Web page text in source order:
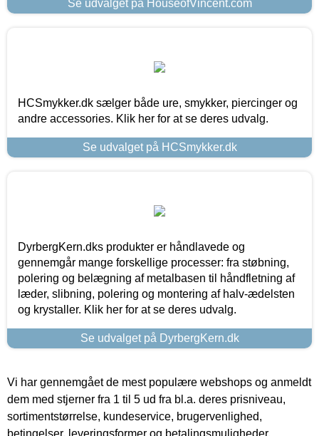
Se udvalget på HouseofVincent.com
HCSmykker.dk sælger både ure, smykker, piercinger og
andre accessories. Klik her for at se deres udvalg.
Se udvalget på HCSmykker.dk
DyrbergKern.dks produkter er håndlavede og
gennemgår mange forskellige processer: fra støbning,
polering og belægning af metalbasen til håndfletning af
læder, slibning, polering og montering af halv-ædelsten
og krystaller. Klik her for at se deres udvalg.
Se udvalget på DyrbergKern.dk
Vi har gennemgået de mest populære webshops og anmeldt
dem med stjerner fra 1 til 5 ud fra bl.a. deres prisniveau,
sortimentstørrelse, kundeservice, brugervenlighed,
betingelser, leveringsformer og betalingsmuligheder.